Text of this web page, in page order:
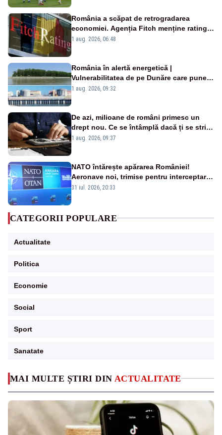
MAI MULTE ȘTIRI DIN ACTUALITATE
România a scăpat de retrogradarea
economiei. Agenția Fitch menține ratingul
„BBB-” cu perspectivă negativă
1 aug. 2026, 06:48
România în alertă energetică |
Vulnerabilitatea de pe Dunăre care pune
în pericol Centrala Cernavodă era
1 aug. 2026, 09:32
De azi, milioane de români primesc un
drept nou. Ce se întâmplă dacă ți se strică
un produs
1 aug. 2026, 09:37
NATO întărește apărarea României!
Aeronave noi, trimise pentru interceptarea
și distrugerea dronelor
31 iul. 2026, 20:33
CATEGORII POPULARE
Actualitate
Politica
Economie
Social
Sport
Sanatate